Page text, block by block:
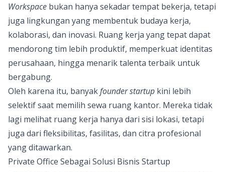
Workspace bukan hanya sekadar tempat bekerja, tetapi
juga lingkungan yang membentuk budaya kerja,
kolaborasi, dan inovasi. Ruang kerja yang tepat dapat
mendorong tim lebih produktif, memperkuat identitas
perusahaan, hingga menarik talenta terbaik untuk
bergabung.
Oleh karena itu, banyakfounder startup kini lebih
selektif saat memilih sewa ruang kantor. Mereka tidak
lagi melihat ruang kerja hanya dari sisi lokasi, tetapi
juga dari fleksibilitas, fasilitas, dan citra profesional
yang ditawarkan.
Private Office Sebagai Solusi Bisnis Startup